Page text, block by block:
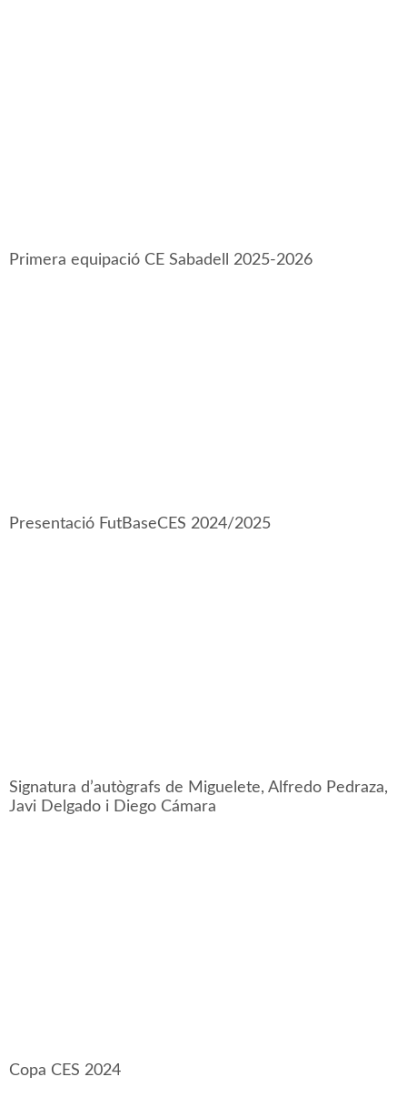
Primera equipació CE Sabadell 2025-2026
Presentació FutBaseCES 2024/2025
Signatura d’autògrafs de Miguelete, Alfredo Pedraza,
Javi Delgado i Diego Cámara
Copa CES 2024